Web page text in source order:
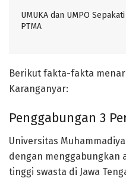
UMUKA dan UMPO
PTMA
Berikut fakta-fakta
Karanganyar:
Penggabungan 3
Universitas
dengan menggabungkan
tinggi swasta di Jawa